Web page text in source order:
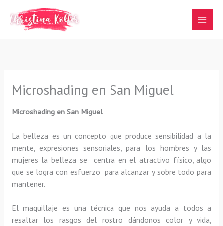
contenido
Microshading en San Miguel
Microshading en San Miguel
La belleza es un concepto que produce sensibilidad a la
mente, expresiones sensoriales, para los hombres y las
mujeres la belleza se centra en el atractivo físico, algo
que se logra con esfuerzo para alcanzar y sobre todo para
mantener.
El maquillaje es una técnica que nos ayuda a todos a
resaltar los rasgos del rostro dándonos color y vida,